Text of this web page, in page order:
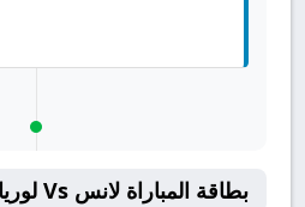
بطاقة المباراة لانس Vs لوريان